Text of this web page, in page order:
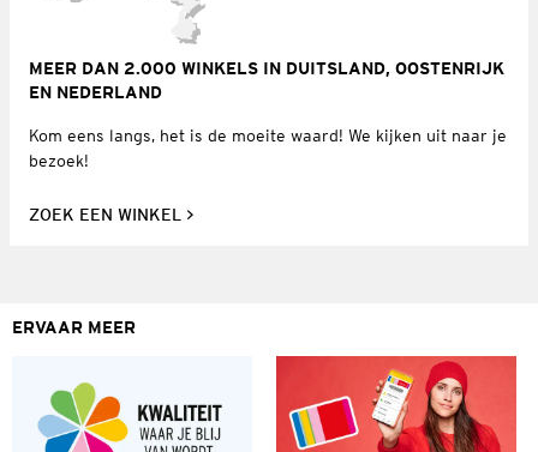
MEER DAN 2.000 WINKELS IN DUITSLAND, OOSTENRIJK
EN NEDERLAND
Kom eens langs, het is de moeite waard! We kijken uit naar je
bezoek!
ZOEK EEN WINKEL
ERVAAR MEER